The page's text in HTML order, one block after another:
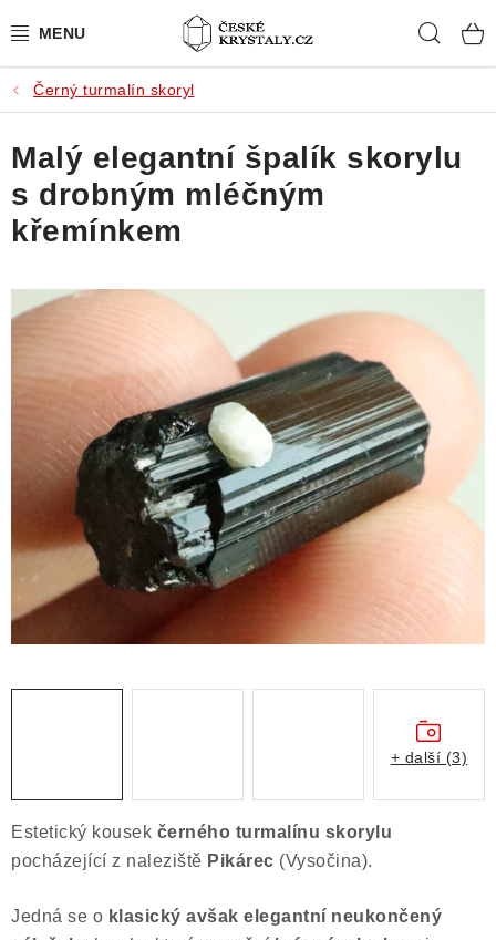
na
PŘÍRODNÍ KAMENY
BROUŠENÉ KAMENY
MISTROVSKÉ KRYSTALY
VIDEOGALERIE
KONTAKT
Obchodní podmínky
Podmínky ochrany osobních údajů
Poučení o právu na odstoupení od smlouvy
Puncovní značky
Výkup minerálů a drahých kamenů
Kontakt
Černý turmalín skoryl
Estetický kousek černého turmalínu skorylu
pocházející z naleziště Pikárec (Vysočina).
Jedná se o klasický avšak elegantní neukončený
Malý elegantní špalík skorylu
s drobným mléčným
křemínkem
+ další (3)